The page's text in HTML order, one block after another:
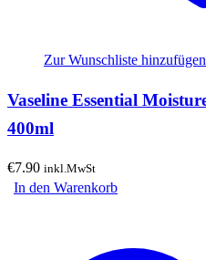
Zur Wunschliste hinzufügen
Vaseline Essential
400ml
€7.90 inkl.MwSt
In den Warenkorb